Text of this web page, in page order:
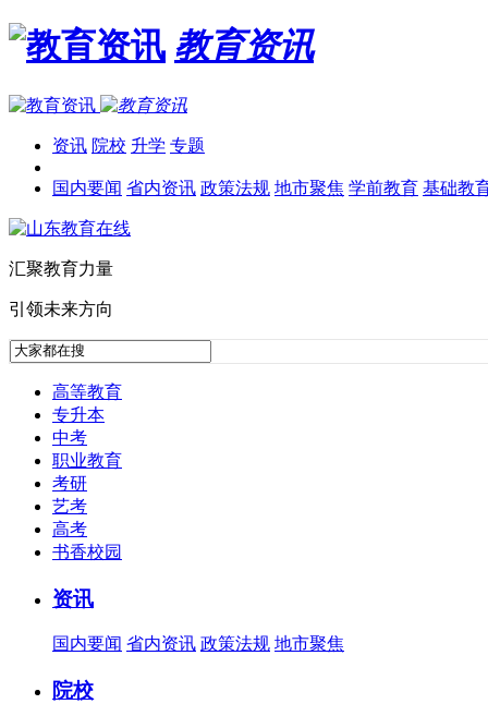
教育资讯
资讯 院校 升学 专题
国内要闻 省内资讯 政策法规 地市聚焦 学前教育 基础教
汇聚教育力量
引领未来方向
高等教育
专升本
中考
职业教育
考研
艺考
高考
书香校园
资讯
国内要闻 省内资讯 政策法规 地市聚焦
院校